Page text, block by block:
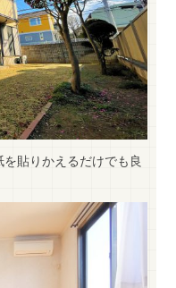
貼りかえるだけでも良